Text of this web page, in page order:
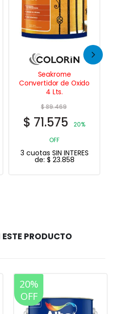
Fibrado
Impermeabilizante
Techos 25 Kgs.
20%
OFF